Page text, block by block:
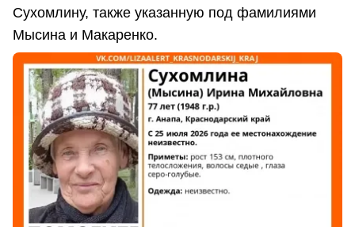
Сухомлину, также указанную под фамилиями
Мысина и Макаренко.